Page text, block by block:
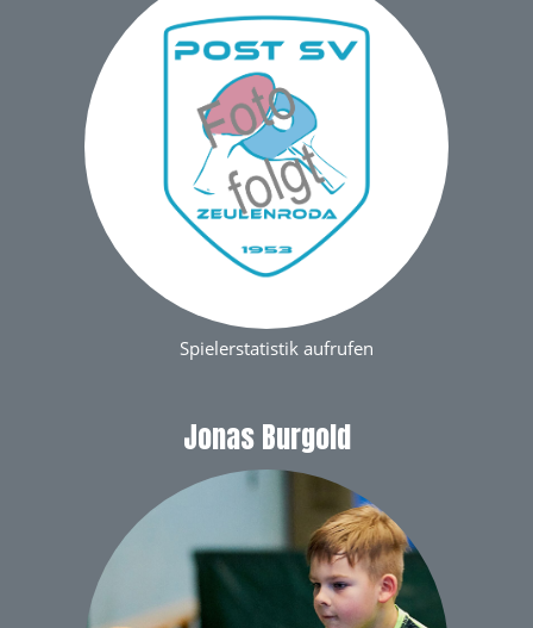
Spielerstatistik aufrufen
Jonas Burgold